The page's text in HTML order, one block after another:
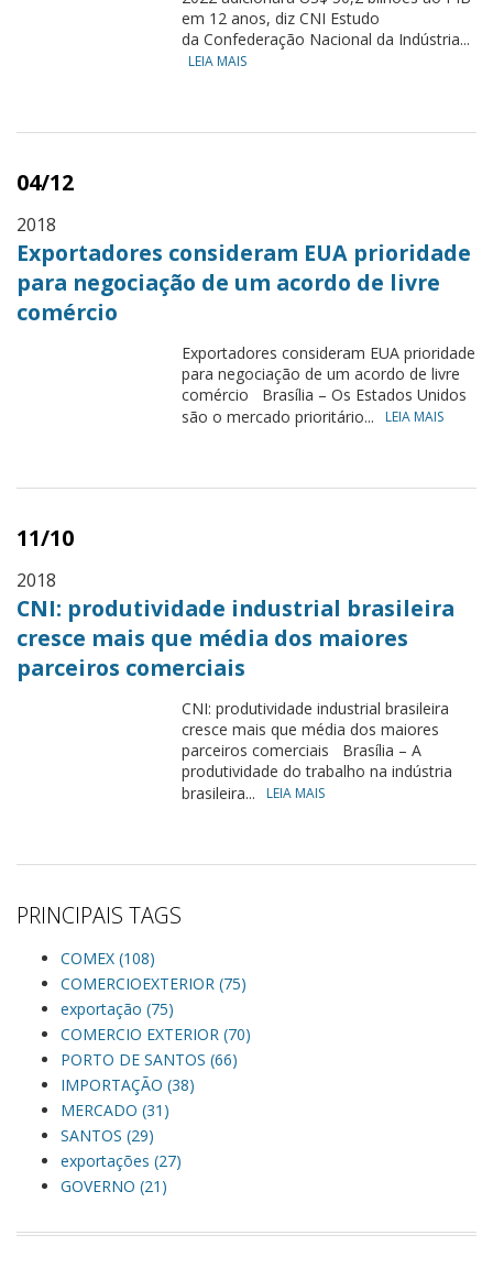
em 12 anos, diz CNI Estudo
da Confederação Nacional da Indústria...
LEIA MAIS
04/12
2018
Exportadores consideram EUA prioridade
para negociação de um acordo de livre
comércio
Exportadores consideram EUA prioridade
para negociação de um acordo de livre
comércio Brasília – Os Estados Unidos
são o mercado prioritário...
LEIA MAIS
11/10
2018
CNI: produtividade industrial brasileira
cresce mais que média dos maiores
parceiros comerciais
CNI: produtividade industrial brasileira
cresce mais que média dos maiores
parceiros comerciais Brasília – A
produtividade do trabalho na indústria
brasileira...
LEIA MAIS
PRINCIPAIS TAGS
COMEX (108)
COMERCIOEXTERIOR (75)
exportação (75)
COMERCIO EXTERIOR (70)
PORTO DE SANTOS (66)
IMPORTAÇÃO (38)
MERCADO (31)
SANTOS (29)
exportações (27)
GOVERNO (21)